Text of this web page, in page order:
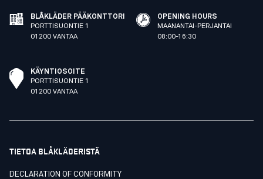
BLÅKLÄDER PÄÄKONTTORI
PORTTISUONTIE 1
01200 VANTAA
OPENING HOURS
MAANANTAI-PERJANTAI
08:00-16:30
KÄYNTIOSOITE
PORTTISUONTIE 1
01200 VANTAA
TIETOA BLÅKLÄDERISTÄ
DECLARATION OF CONFORMITY